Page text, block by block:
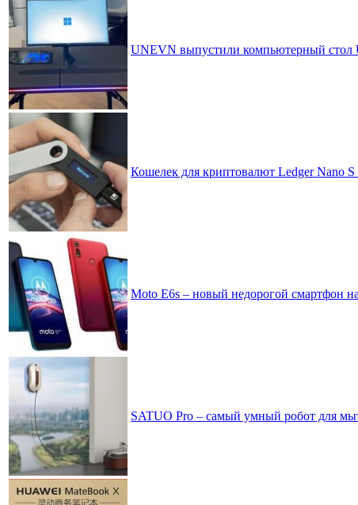
UNEVN выпустили компьютерный стол
Кошелек для криптовалют Ledger Nano S
Moto E6s – новый недорогой смартфон
SATUO Pro – самый умный робот для